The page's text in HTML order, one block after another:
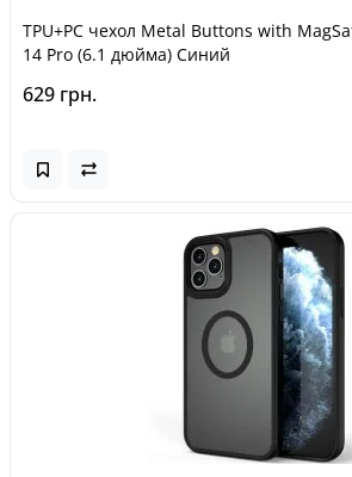
TPU+PC чехол Metal Buttons with
14 Pro (6.1 дюйма) Синий
629 грн.